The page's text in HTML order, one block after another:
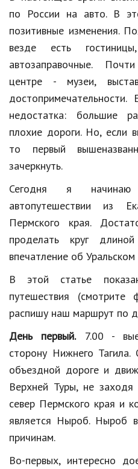
Кинематограф
Домашние животные
Семья и дети
Путешествия
Строительство
Культура и общество
Мода и стиль
Бизнес
Хобби и развлечения
Финансы
Юриспруденция
Природа
Образование
Наука и технологии
по России на авто. В
позитивные изменения.
везде есть
автозаправочные.
центре - музеи,
недостатка: большие
плохие дороги. Но, если
то первый
зачеркнуть.
Сегодня я
автопутешествии из
Пермского края.
проделать круг
впечатление об Уральском
В этой статье
путешествия
распишу наш маршрут по
День первый.7.00 -
сторону Нижнего
объездной дороге и
Верхней Туры, не
север Пермского края и
является Ныроб. Ныроб
причинам.
Во-первых, интересно